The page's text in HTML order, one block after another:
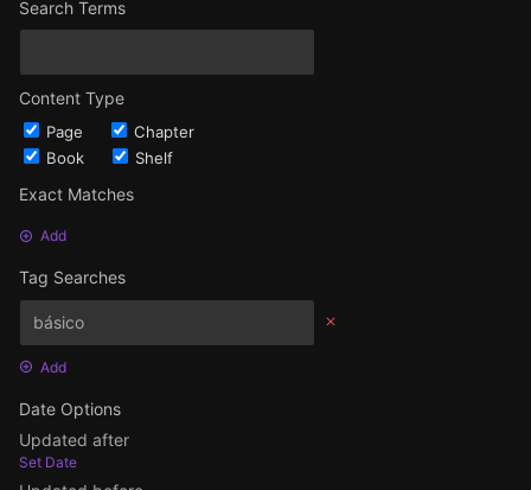
Search Terms
Content Type
Page
Chapter
Book
Shelf
Exact Matches
Add
Tag Searches
Add
Date Options
Updated after
Set Date